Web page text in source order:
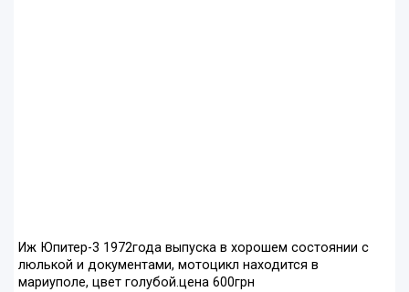
Иж Юпитер-3 1972года выпуска в хорошем состоянии с
люлькой и документами, мотоцикл находится в
мариуполе, цвет голубой.цена 600грн